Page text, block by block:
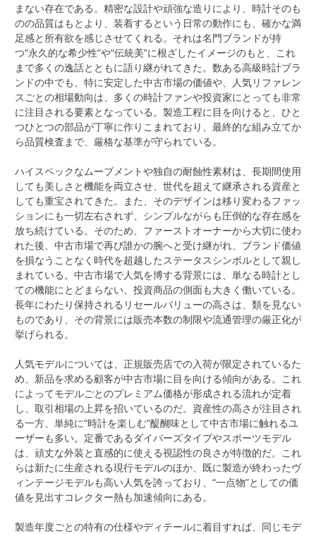
まない存在である。 精密な設計や頑強な造りにより、時計そのも
のの品質はもとより、装着するという日常の動作にも、確かな満
足感と所有欲を感じさせてくれる。それは名門ブランドが持
つ“永久的な希少性”や“伝統美”に根ざしたイメージのもと、これ
まで多くの逸話とともに語り継がれてきた。数ある高級時計ブラ
ンドの中でも、特に安定した中古市場の価値や、人気リファレン
スごとの相場動向は、多くの時計ファンや投資家にとっても非常
に注目される要素となっている。製造工程に目を向けると、ひと
つひとつの部品が丁寧に作りこまれており、最終的な組み立てか
ら品質検査まで、厳格な基準が守られている。
ハイスペックなムーブメントや独自の耐蝕性素材は、長期間使用
しても美しさと機能を両立させ、世代を超えて継承される資産と
しても重宝されてきた。また、そのデザインは移り変わるファッ
ションにも一切左右されず、シンプルながらも圧倒的な存在感を
放ち続けている。そのため、ファーストオーナーから大切に使わ
れた後、中古市場で再び誰かの腕へと受け継がれ、ブランド価値
を損なうことなく時代を超越したステータスシンボルとして親し
まれている。中古市場で人気を博する背景には、単なる時計とし
ての機能にとどまらない、投資商品の側面も大きく働いている。
長年にわたり保持されるリセールバリューの高さは、類を見ない
ものであり、その背景には販売本数の制限や流通管理の厳正化が
挙げられる。
人気モデルについては、正規販売店での入荷が限定されているた
め、新品を求める顧客が中古市場に目を向ける傾向がある。これ
によってモデルごとのプレミアム価格が形成される流れが定着
し、取引相場の上昇を招いているのだ。資産性の高さが注目され
る一方、単純に“時計を楽しむ”醍醐味として中古市場に触れるユ
ーザーも多い。定番であるダイバーズタイプやスポーツモデル
は、頑丈な外装と直感的に使える視認性の良さが特徴的だ。これ
らは新たに生産される現行モデルのほか、既に製造が終わったヴ
ィンテージモデルも高い人気を誇っており、“一点物”としての価
値を見出すコレクター熱も加速傾向にある。
製造年度ごとの特有の仕様やディテールに着目すれば、同じモデ